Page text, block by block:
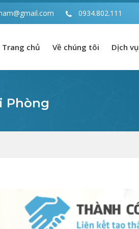
0934.802.111
Trang chủ Về chúng tôi Dịch vụ
Phòng